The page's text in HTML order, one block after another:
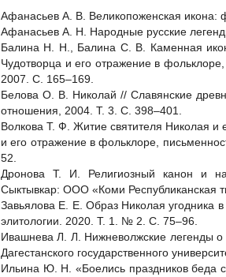
Афанасьев А. В. Великопоженская икона:
Афанасьев А. Н. Народные русские
Балина Н. Н., Балина С. В. Каменная
Чудотворца и его отражение в
2007. С. 165–169.
Белова О. В. Николай // Славянские
отношения, 2004. Т. 3. С. 398–401.
Волкова Т. Ф. Житие святителя Николая и
и его отражение в фольклоре,
52.
Дронова Т. И. Религиозный канон и
Сыктывкар: ООО «Коми Республиканская
Завьялова Е. Е. Образ Николая угодника
элитологии. 2020. Т. 1. № 2. С. 75–96.
Ивашнева Л. Л. Нижневолжские легенды
Дагестанского государственного
Ильина Ю. Н. «Боелись праздников беда